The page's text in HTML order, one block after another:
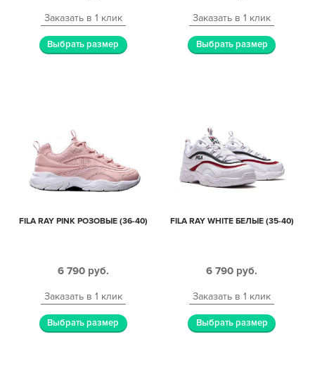
Заказать в 1 клик
Выбрать размер
Заказать в 1 клик
Выбрать размер
FILA RAY PINK РОЗОВЫЕ (36-40)
6 790 руб.
Заказать в 1 клик
Выбрать размер
FILA RAY WHITE БЕЛЫЕ (35-40)
6 790 руб.
Заказать в 1 клик
Выбрать размер